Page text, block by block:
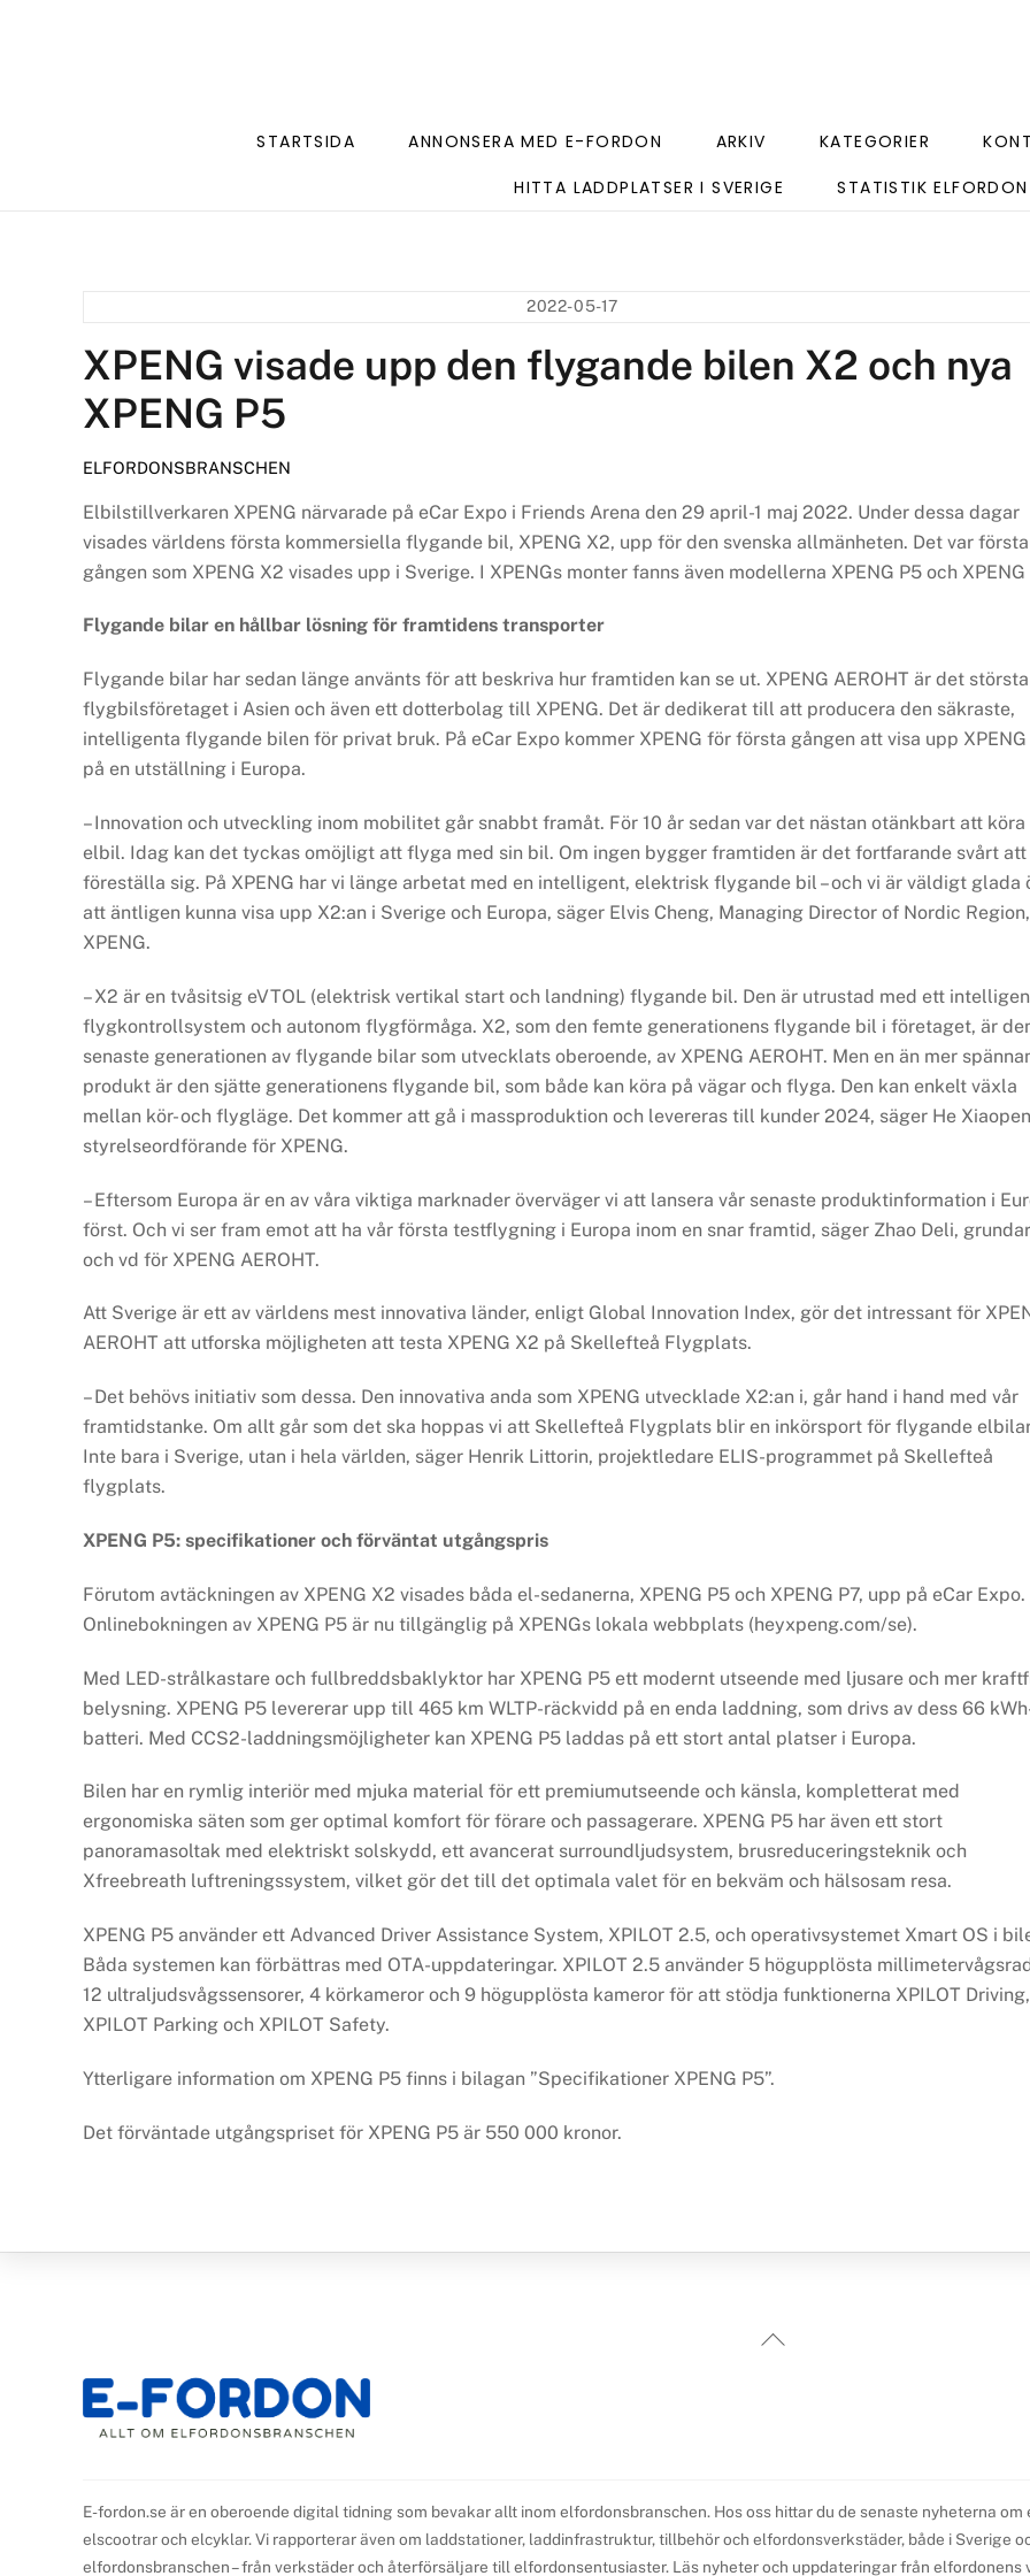
STARTSIDA ANNONSERA MED E-FORDON ARKIV KATEGORIER
HITTA LADDPLATSER I SVERIGE
STATISTIK ELFORDON
2022-05-17
XPENG visade upp den flygande bilen X2 och nya
XPENG P5
ELFORDONSBRANSCHEN
Elbilstillverkaren XPENG närvarade på eCar Expo i Friends Arena den 29 april-1 maj 2022. Under dessa dagar
visades världens första kommersiella flygande bil, XPENG X2, upp för den svenska allmänheten. Det var första
gången som XPENG X2 visades upp i Sverige. I XPENGs monter fanns även modellerna XPENG P5 och XPENG
Flygande bilar en hållbar lösning för framtidens transporter
Flygande bilar har sedan länge använts för att beskriva hur framtiden kan se ut. XPENG AEROHT är det största
flygbilsföretaget i Asien och även ett dotterbolag till XPENG. Det är dedikerat till att producera den säkraste,
intelligenta flygande bilen för privat bruk. På eCar Expo kommer XPENG för första gången att visa upp XPENG
på en utställning i Europa.
– Innovation och utveckling inom mobilitet går snabbt framåt. För 10 år sedan var det nästan otänkbart att köra
elbil. Idag kan det tyckas omöjligt att flyga med sin bil. Om ingen bygger framtiden är det fortfarande svårt att
föreställa sig. På XPENG har vi länge arbetat med en intelligent, elektrisk flygande bil – och vi är väldigt glada
att äntligen kunna visa upp X2:an i Sverige och Europa, säger Elvis Cheng, Managing Director of Nordic Region,
XPENG.
– X2 är en tvåsitsig eVTOL (elektrisk vertikal start och landning) flygande bil. Den är utrustad med ett
flygkontrollsystem och autonom flygförmåga. X2, som den femte generationens flygande bil i företaget, är
senaste generationen av flygande bilar som utvecklats oberoende, av XPENG AEROHT. Men en än mer
produkt är den sjätte generationens flygande bil, som både kan köra på vägar och flyga. Den kan enkelt växla
mellan kör- och flygläge. Det kommer att gå i massproduktion och levereras till kunder 2024, säger He
styrelseordförande för XPENG.
– Eftersom Europa är en av våra viktiga marknader överväger vi att lansera vår senaste produktinformation i
först. Och vi ser fram emot att ha vår första testflygning i Europa inom en snar framtid, säger Zhao Deli,
och vd för XPENG AEROHT.
Att Sverige är ett av världens mest innovativa länder, enligt Global Innovation Index, gör det intressant för
AEROHT att utforska möjligheten att testa XPENG X2 på Skellefteå Flygplats.
– Det behövs initiativ som dessa. Den innovativa anda som XPENG utvecklade X2:an i, går hand i hand med vår
framtidstanke. Om allt går som det ska hoppas vi att Skellefteå Flygplats blir en inkörsport för flygande
Inte bara i Sverige, utan i hela världen, säger Henrik Littorin, projektledare ELIS-programmet på Skellefteå
flygplats.
XPENG P5: specifikationer och förväntat utgångspris
Förutom avtäckningen av XPENG X2 visades båda el-sedanerna, XPENG P5 och XPENG P7, upp på eCar Expo.
Onlinebokningen av XPENG P5 är nu tillgänglig på XPENGs lokala webbplats (heyxpeng.com/se).
Med LED-strålkastare och fullbreddsbaklyktor har XPENG P5 ett modernt utseende med ljusare och mer
belysning. XPENG P5 levererar upp till 465 km WLTP-räckvidd på en enda laddning, som drivs av dess 66
batteri. Med CCS2-laddningsmöjligheter kan XPENG P5 laddas på ett stort antal platser i Europa.
Bilen har en rymlig interiör med mjuka material för ett premiumutseende och känsla, kompletterat med
ergonomiska säten som ger optimal komfort för förare och passagerare. XPENG P5 har även ett stort
panoramasoltak med elektriskt solskydd, ett avancerat surroundljudsystem, brusreduceringsteknik och
Xfreebreath luftreningssystem, vilket gör det till det optimala valet för en bekväm och hälsosam resa.
XPENG P5 använder ett Advanced Driver Assistance System, XPILOT 2.5, och operativsystemet Xmart OS i
Båda systemen kan förbättras med OTA-uppdateringar. XPILOT 2.5 använder 5 högupplösta
12 ultraljudsvågssensorer, 4 körkameror och 9 högupplösta kameror för att stödja funktionerna XPILOT Driving,
XPILOT Parking och XPILOT Safety.
Ytterligare information om XPENG P5 finns i bilagan ”Specifikationer XPENG P5”.
Det förväntade utgångspriset för XPENG P5 är 550 000 kronor.
Back
E-fordon.se är en oberoende digital tidning som bevakar allt inom elfordonsbranschen. Hos oss hittar du de senaste nyheterna
elscootrar och elcyklar. Vi rapporterar även om laddstationer, laddinfrastruktur, tillbehör och elfordonsverkstäder, både i Sverige
elfordonsbranschen – från verkstäder och återförsäljare till elfordonsentusiaster. Läs nyheter och uppdateringar från